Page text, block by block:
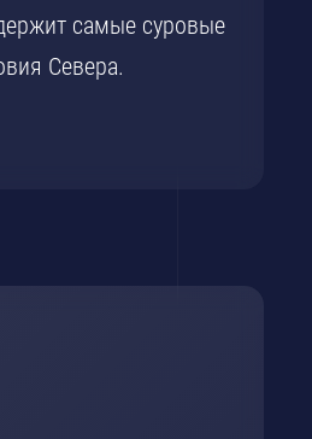
самые суровые
Севера.